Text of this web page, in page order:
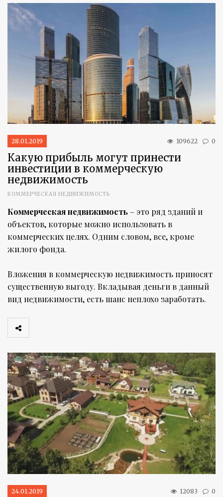
28.01.2019 109622 0
Какую прибыль могут принести
инвестиции в коммерческую
недвижимость
КОММЕРЧЕСКАЯ НЕДВИЖИМОСТЬ
Коммерческая недвижимость – это ряд зданий и
объектов, которые можно использовать в
коммерческих целях. Одним словом, все, кроме
жилого фонда.
Вложения в коммерческую недвижимость приносят
существенную выгоду. Вкладывая деньги в данный
вид недвижимости, есть шанс неплохо заработать.
24.01.2019 12083 0